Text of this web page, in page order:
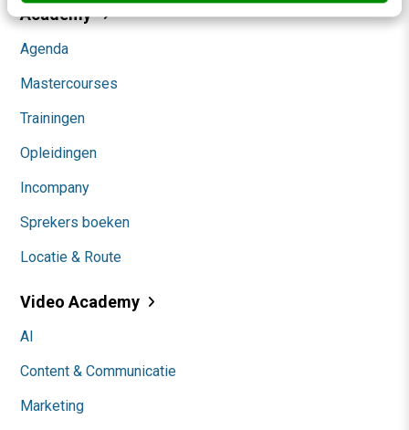
Academy
Agenda
Mastercourses
Trainingen
Opleidingen
Incompany
Sprekers boeken
Locatie & Route
Video Academy
AI
Content & Communicatie
Marketing